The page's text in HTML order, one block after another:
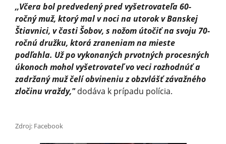
,,Včera bol predvedený pred vyšetrovateľa 60-
ročný muž, ktorý mal v noci na utorok v Banskej
Štiavnici, v časti Šobov, s nožom útočiť na svoju 70-
ročnú družku, ktorá zraneniam na mieste
podľahla. Už po vykonaných prvotných procesných
úkonoch mohol vyšetrovateľ vo veci rozhodnúť a
zadržaný muž čelí obvineniu z obzvlášť závažného
zločinu vraždy,"dodáva k prípadu polícia.
Zdroj: Facebook